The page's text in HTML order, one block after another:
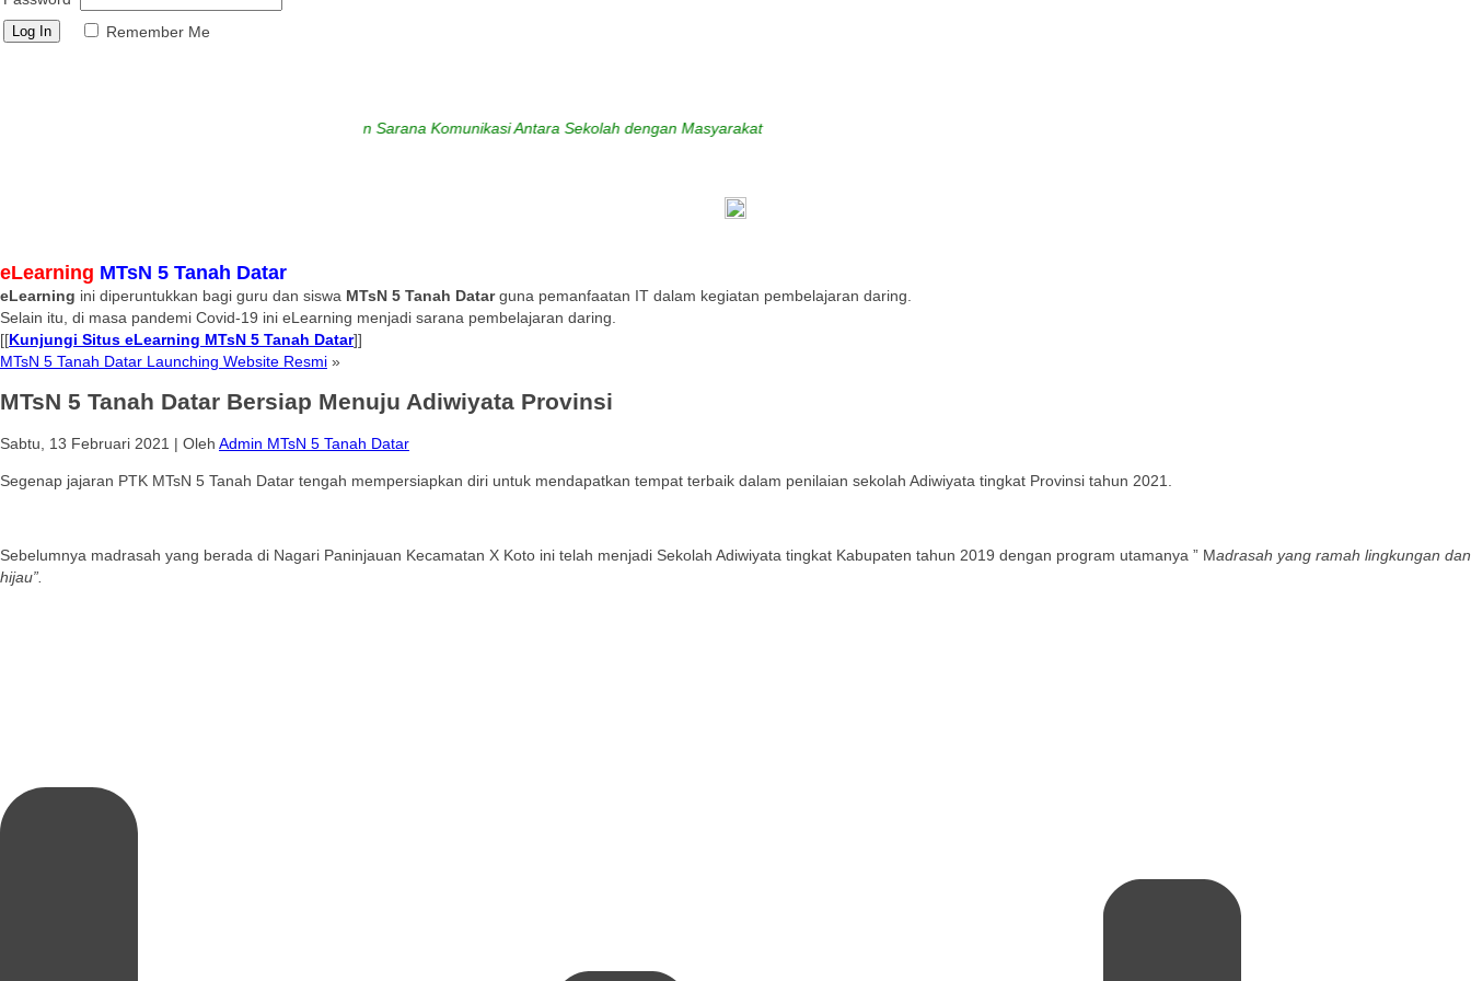
Remember Me
Media Informasi dan Sarana Komunikasi Antara Sekolah dengan Masyarakat
eLearning MTsN 5 Tanah Datar
eLearning ini diperuntukkan bagi guru dan siswa MTsN 5 Tanah Datarguna pemanfaatan IT dalam kegiatan pembelajaran daring.
Selain itu, di masa pandemi Covid-19 ini eLearning menjadi sarana pembelajaran daring.
[[Kunjungi Situs eLearning MTsN 5 Tanah Datar]]
MTsN 5 Tanah Datar Launching Website Resmi »
MTsN 5 Tanah Datar Bersiap Menuju Adiwiyata Provinsi
Sabtu, 13 Februari 2021 | Oleh Admin MTsN 5 Tanah Datar
Segenap jajaran PTK MTsN 5 Tanah Datar tengah mempersiapkan diri untuk mendapatkan tempat terbaik dalam penilaian sekolah Adiwiyata tingkat Provinsi tahun 2021.
Sebelumnya madrasah yang berada di Nagari Paninjauan Kecamatan X Koto ini telah menjadi Sekolah Adiwiyata tingkat Kabupaten tahun 2019 dengan program utamanya ” Madrasah yang ramah lingkungan dan
hijau”.